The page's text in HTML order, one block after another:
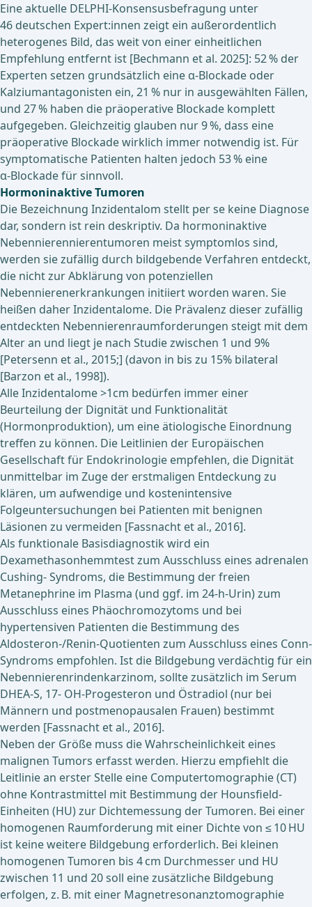
Eine aktuelle DELPHI-Konsensusbefragung unter
46 deutschen Expert:innen zeigt ein außerordentlich
heterogenes Bild, das weit von einer einheitlichen
Empfehlung entfernt ist [Bechmann et al. 2025]: 52 % der
Experten setzen grundsätzlich eine α‑Blockade oder
Kalziumantagonisten ein, 21 % nur in ausgewählten Fällen,
und 27 % haben die präoperative Blockade komplett
aufgegeben. Gleichzeitig glauben nur 9 %, dass eine
präoperative Blockade wirklich immer notwendig ist. Für
symptomatische Patienten halten jedoch 53 % eine
α‑Blockade für sinnvoll.
Hormoninaktive Tumoren
Die Bezeichnung Inzidentalom stellt per se keine Diagnose
dar, sondern ist rein deskriptiv. Da hormoninaktive
Nebennierennierentumoren meist symptomlos sind,
werden sie zufällig durch bildgebende Verfahren entdeckt,
die nicht zur Abklärung von potenziellen
Nebennierenerkrankungen initiiert worden waren. Sie
heißen daher Inzidentalome. Die Prävalenz dieser zufällig
entdeckten Nebennierenraumforderungen steigt mit dem
Alter an und liegt je nach Studie zwischen 1 und 9%
[Petersenn et al., 2015;] (davon in bis zu 15% bilateral
[Barzon et al., 1998]).
Alle Inzidentalome >1cm bedürfen immer einer
Beurteilung der Dignität und Funktionalität
(Hormonproduktion), um eine ätiologische Einordnung
treffen zu können. Die Leitlinien der Europäischen
Gesellschaft für Endokrinologie empfehlen, die Dignität
unmittelbar im Zuge der erstmaligen Entdeckung zu
klären, um aufwendige und kostenintensive
Folgeuntersuchungen bei Patienten mit benignen
Läsionen zu vermeiden [Fassnacht et al., 2016].
Als funktionale Basisdiagnostik wird ein
Dexamethasonhemmtest zum Ausschluss eines adrenalen
Cushing- Syndroms, die Bestimmung der freien
Metanephrine im Plasma (und ggf. im 24-h-Urin) zum
Ausschluss eines Phäochromozytoms und bei
hypertensiven Patienten die Bestimmung des
Aldosteron-/Renin-Quotienten zum Ausschluss eines Conn-
Syndroms empfohlen. Ist die Bildgebung verdächtig für ein
Nebennierenrindenkarzinom, sollte zusätzlich im Serum
DHEA-S, 17- OH-Progesteron und Östradiol (nur bei
Männern und postmenopausalen Frauen) bestimmt
werden [Fassnacht et al., 2016].
Neben der Größe muss die Wahrscheinlichkeit eines
malignen Tumors erfasst werden. Hierzu empfiehlt die
Leitlinie an erster Stelle eine Computertomographie (CT)
ohne Kontrastmittel mit Bestimmung der Hounsfield-
Einheiten (HU) zur Dichtemessung der Tumoren. Bei einer
homogenen Raumforderung mit einer Dichte von ≤ 10 HU
ist keine weitere Bildgebung erforderlich. Bei kleinen
homogenen Tumoren bis 4 cm Durchmesser und HU
zwischen 11 und 20 soll eine zusätzliche Bildgebung
erfolgen, z. B. mit einer Magnetresonanztomographie